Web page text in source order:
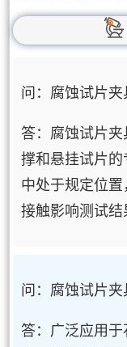
问：腐蚀试片夹
答：腐蚀试片
撑和悬挂试片
中处于规定位
接触影响测试结
问：腐蚀试片夹
答：广泛应用